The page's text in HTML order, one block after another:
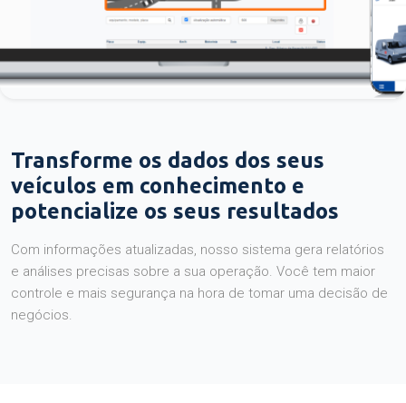
Transforme os dados dos seus
veículos em conhecimento e
potencialize os seus resultados
Com informações atualizadas, nosso sistema gera relatórios
e análises precisas sobre a sua operação. Você tem maior
controle e mais segurança na hora de tomar uma decisão de
negócios.